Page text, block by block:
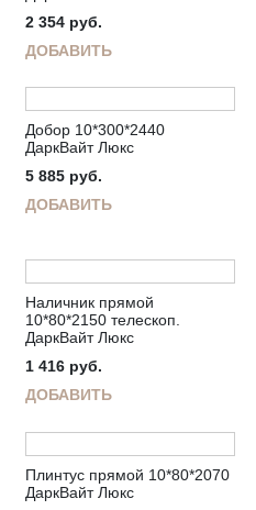
2 354 руб.
ДОБАВИТЬ
Добор 10*300*2440
ДаркВайт Люкс
5 885 руб.
ДОБАВИТЬ
Наличник прямой
10*80*2150 телескоп.
ДаркВайт Люкс
1 416 руб.
ДОБАВИТЬ
Плинтус прямой 10*80*2070
ДаркВайт Люкс